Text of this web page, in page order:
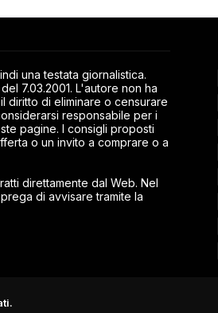
una testata giornalistica.
7.03.2001. L'autore non ha
diritto di eliminare o censurare
responsabile per i
pagine. I consigli proposti
o un invito a comprare o a
direttamente dal Web. Nel
di avvisare tramite la